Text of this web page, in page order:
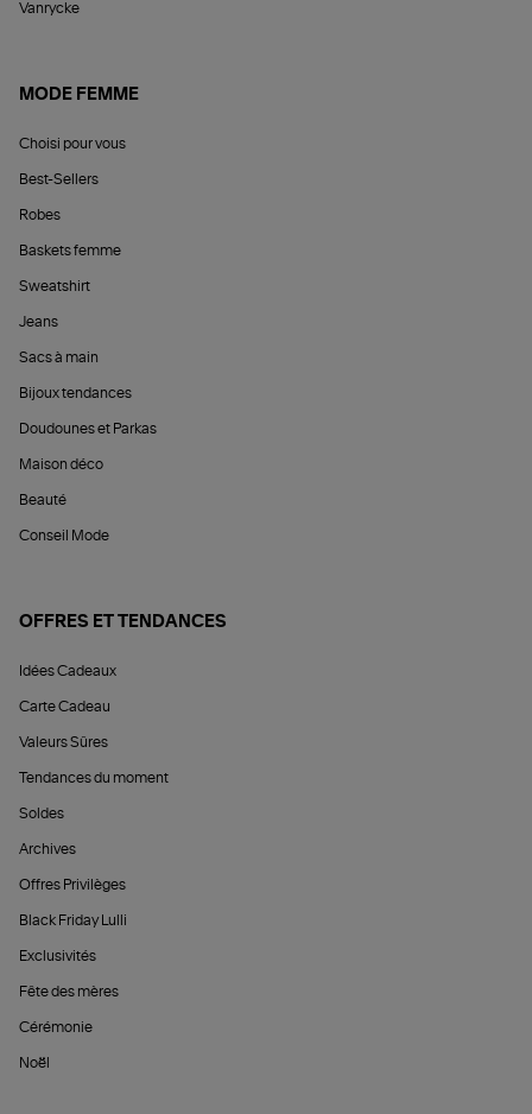
Vanrycke
MODE FEMME
Choisi pour vous
Best-Sellers
Robes
Baskets femme
Sweatshirt
Jeans
Sacs à main
Bijoux tendances
Doudounes et Parkas
Maison déco
Beauté
Conseil Mode
OFFRES ET TENDANCES
Idées Cadeaux
Carte Cadeau
Valeurs Sûres
Tendances du moment
Soldes
Archives
Offres Privilèges
Black Friday Lulli
Exclusivités
Fête des mères
Cérémonie
Noël